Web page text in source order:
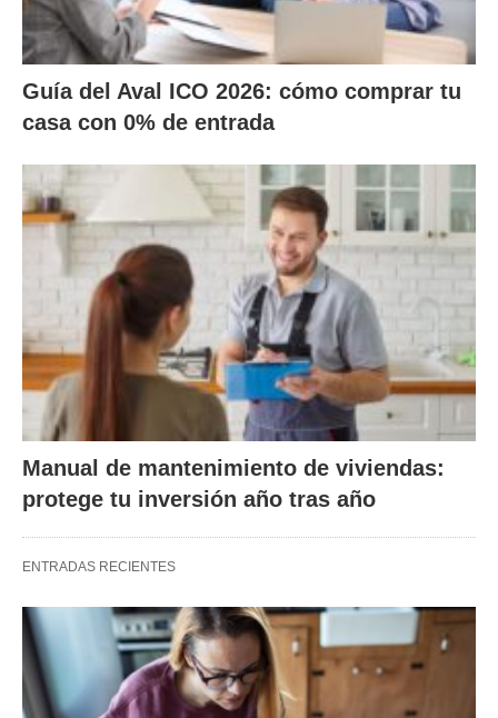
Guía del Aval ICO 2026: cómo comprar tu
casa con 0% de entrada
Manual de mantenimiento de viviendas:
protege tu inversión año tras año
ENTRADAS RECIENTES